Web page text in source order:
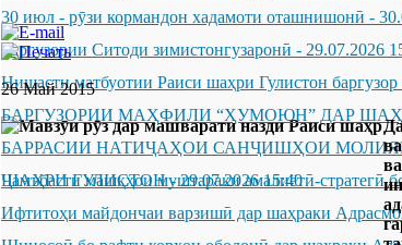
30 июл - рӯзи кормандон хадамоти оташнишонӣ -
Баргузории Ситоди зимистонгузаронӣ - 29.07.2026
Нишасти матбуотии Раиси шаҳри Гулистон баргузор
БАРГУЗОРИИ МАҲФИЛИ “ҲУМОЮН” ДАР
БАРРАСИИ НАТИҶАҲОИ САНҶИШҲОИ
ШАҲРИ ГУЛИСТОН-29.07.2026 15:40
Ҷамъбасти машқҳои муштараки амалиётӣ-стратегӣ
Ифтитоҳи майдончаи варзишӣ дар шаҳраки
26 Май 2015